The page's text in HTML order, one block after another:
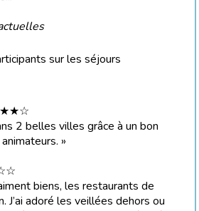
sur les séjours
2 belles villes grâce à un bon
»
biens, les restaurants de
J’ai adoré les veillées dehors ou